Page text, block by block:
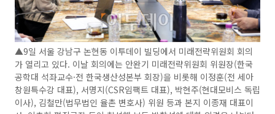
▲9일 서울 강남구 논현동 이투데이 빌딩에서 미래전략위원회 회의
가 열리고 있다. 이날 회의에는 안완기 미래전략위원회 위원장(한국
공학대 석좌교수·전 한국생산성본부 회장)을 비롯해 이정훈(전 세아
창원특수강 대표), 서명지(CSR임팩트 대표), 박현주(현대모비스 독립
이사), 김철만(법무법인 율촌 변호사) 위원 등과 본지 이종재 대표이